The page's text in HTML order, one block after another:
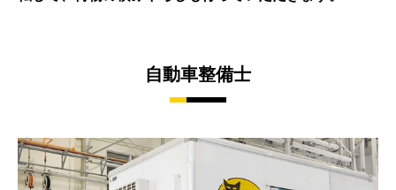
自動車整備士